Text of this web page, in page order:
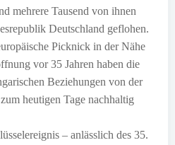
mehrere Tausend von ihnen
Deutschland geflohen.
Picknick in der Nähe
vor 35 Jahren haben die
Beziehungen von der
heutigen Tage nachhaltig
– anlässlich des 35.